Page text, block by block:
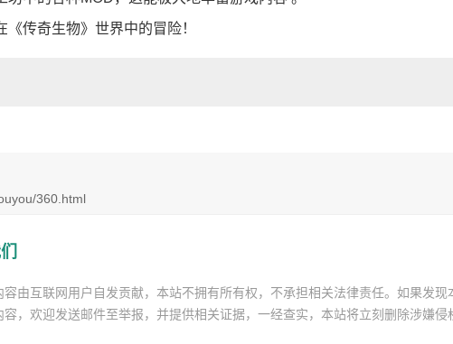
传奇生物》世界中的冒险！
360.html
容由互联网用户自发贡献，本站不拥有所有权，不承担相关法律责任。如果发现
容，欢迎发送邮件至举报，并提供相关证据，一经查实，本站将立刻删除涉嫌侵